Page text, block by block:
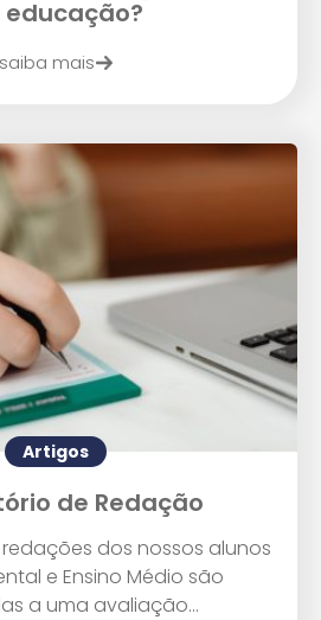
educação?
saiba mais
Artigos
de Redação
dos nossos alunos
e Ensino Médio são
a uma avaliação...